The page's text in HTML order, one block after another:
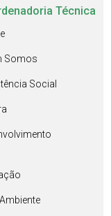
Técnica
Somos
Social